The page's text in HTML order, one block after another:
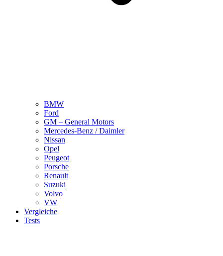
BMW
Ford
GM – General Motors
Mercedes-Benz / Daimler
Nissan
Opel
Peugeot
Porsche
Renault
Suzuki
Volvo
VW
Vergleiche
Tests